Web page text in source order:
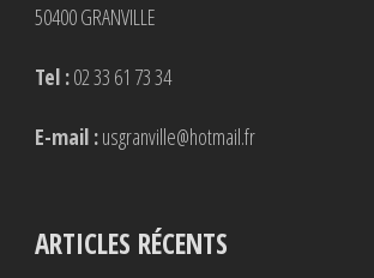
50400 GRANVILLE
Tel :02 33 61 73 34
E-mail :usgranville@hotmail.fr
ARTICLES RÉCENTS